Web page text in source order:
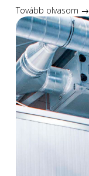
Tovább olvasom →